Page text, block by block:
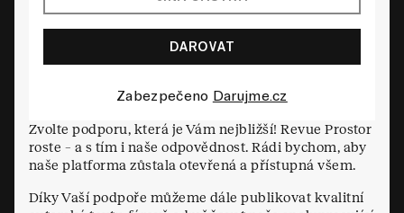
Zvolte podporu, která je Vám nejbližší! Revue Prostor
roste – a s tím i naše odpovědnost. Rádi bychom, aby
naše platforma zůstala otevřená a přístupná všem.
Díky Vaší podpoře můžeme dále publikovat kvalitní
Zabezpečeno Darujme.cz